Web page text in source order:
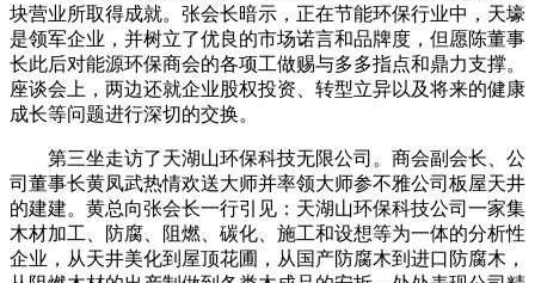
块营业所取得成就。张会长暗示，正在节能环保行业中，天壕
是领军企业，并树立了优良的市场诺言和品牌度，但愿陈董事
长此后对能源环保商会的各项工做赐与多多指点和鼎力支撑。
座谈会上，两边还就企业股权投资、转型立异以及将来的健康
成长等问题进行深切的交换。
第三坐走访了天湖山环保科技无限公司。商会副会长、公
司董事长黄凤武热情欢送大师并率领大师参不雅公司板屋天井
的建建。黄总向张会长一行引见：天湖山环保科技公司一家集
木材加工、防腐、阻燃、碳化、施工和设想等为一体的分析性
企业，从天井美化到屋顶花圃，从国产防腐木到进口防腐木，